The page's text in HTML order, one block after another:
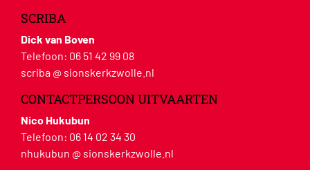
SCRIBA
Dick van Boven
Telefoon: 06 51 42 99 08
scriba @ sionskerkzwolle.nl
CONTACTPERSOON UITVAARTEN
Nico Hukubun
Telefoon: 06 14 02 34 30
nhukubun @ sionskerkzwolle.nl